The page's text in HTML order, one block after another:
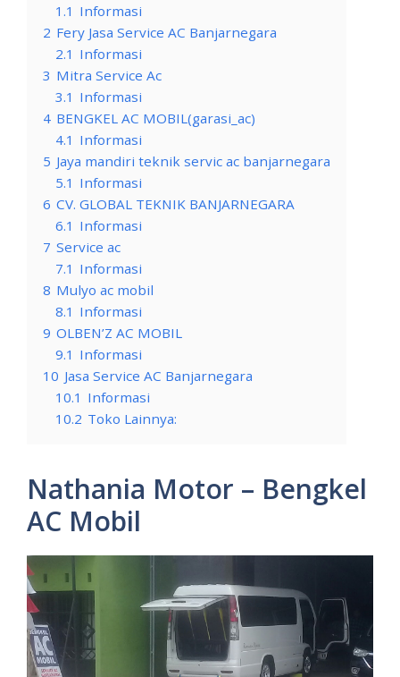
1.1 Informasi
2 Fery Jasa Service AC Banjarnegara
2.1 Informasi
3 Mitra Service Ac
3.1 Informasi
4 BENGKEL AC MOBIL(garasi_ac)
4.1 Informasi
5 Jaya mandiri teknik servic ac banjarnegara
5.1 Informasi
6 CV. GLOBAL TEKNIK BANJARNEGARA
6.1 Informasi
7 Service ac
7.1 Informasi
8 Mulyo ac mobil
8.1 Informasi
9 OLBEN’Z AC MOBIL
9.1 Informasi
10 Jasa Service AC Banjarnegara
10.1 Informasi
10.2 Toko Lainnya:
Nathania Motor – Bengkel
AC Mobil